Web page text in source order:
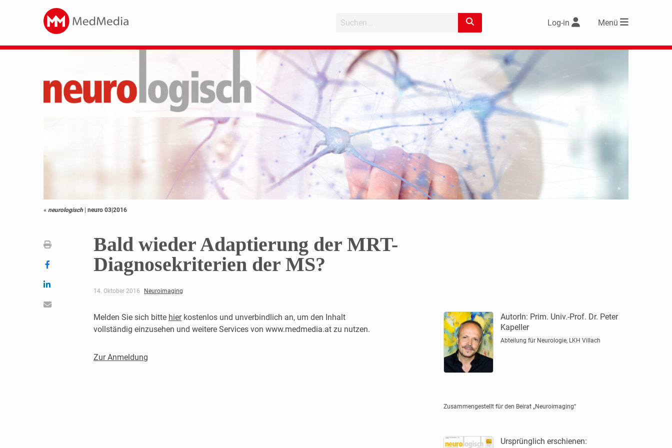
Log-in Menü
« neurologisch | neuro 03|2016
Bald wieder Adaptierung der MRT-
Diagnosekriterien der MS?
14. Oktober 2016 Neuroimaging
Melden Sie sich bitte hierkostenlos und unverbindlich an, um den Inhalt
vollständig einzusehen und weitere Services von www.medmedia.at zu nutzen.
Zur Anmeldung
AutorIn: Prim. Univ.-Prof. Dr. Peter
Kapeller
Abteilung für Neurologie, LKH Villach
Zusammengestellt für den Beirat „Neuroimaging“
Ursprünglich erschienen: